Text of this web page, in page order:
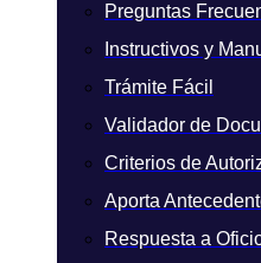
Preguntas
Instructivos y
Trámite Fácil
Validador de
Criterios de
Aporta
Respuesta a